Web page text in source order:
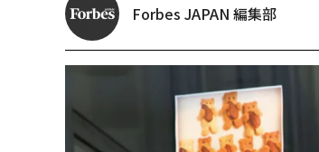
Forbes JAPAN 編集部